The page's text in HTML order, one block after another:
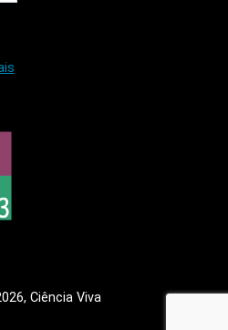
Ciência Viva